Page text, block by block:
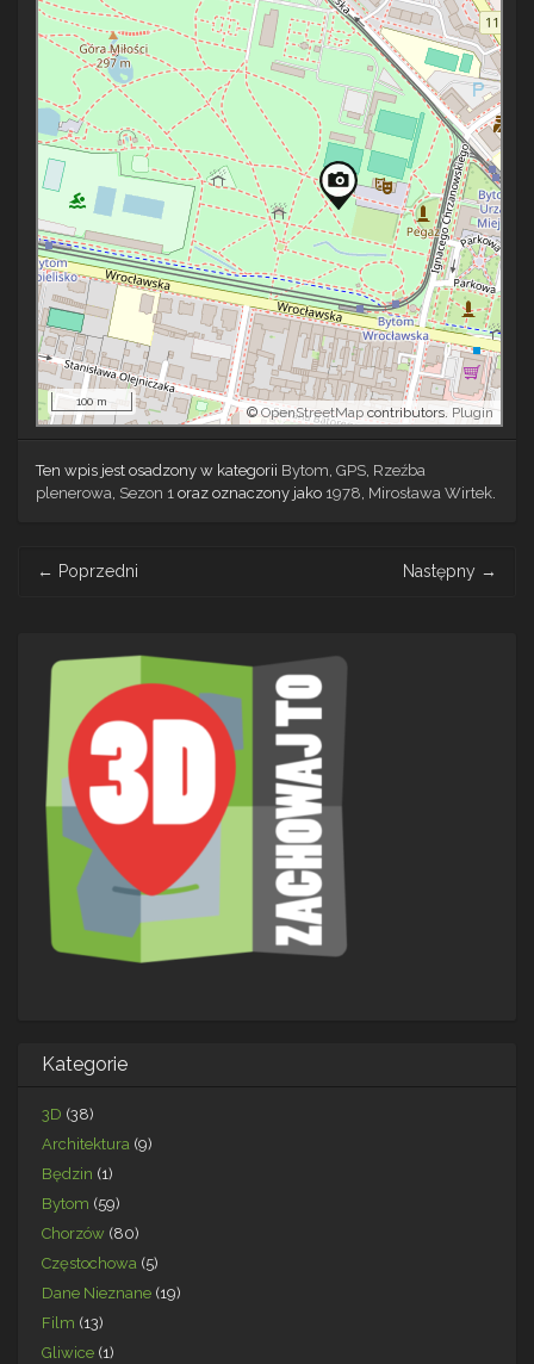
©OpenStreetMap contributors. Plugin
100 m
Ten wpis jest osadzony w kategorii Bytom, GPS, Rzeźba
plenerowa, Sezon 1 oraz oznaczony jako 1978, Mirosława Wirtek.
navigation
← Poprzedni Następny →
Kategorie
3D (38)
Architektura (9)
Będzin (1)
Bytom (59)
Chorzów (80)
Częstochowa (5)
Dane Nieznane (19)
Film (13)
Gliwice (1)